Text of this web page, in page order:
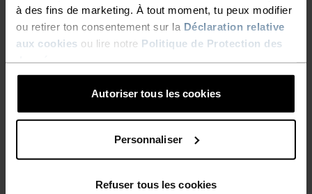
à des fins de marketing. À tout moment, tu peux modifier
ou retirer ton consentement sur la Déclaration relative
aux cookies ou lire notre Politique de Protection des
Autoriser tous les cookies
Personnaliser
Refuser tous les cookies
LIVRAISON GRATUITE
Sous 2 à 5 jours ouvrables avec La Poste Suisse